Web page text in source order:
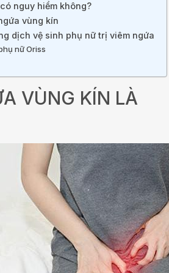
nguy hiểm không?
vùng kín
dịch vệ sinh phụ nữ trị viêm ngứa
nữ Oriss
VÙNG KÍN LÀ